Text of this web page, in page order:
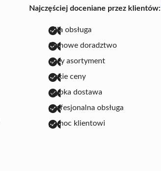
Najczęściej doceniane przez klientów:
miła obsługa
fachowe doradztwo
duży asortyment
niskie ceny
szybka dostawa
profesjonalna obsługa
pomoc klientowi